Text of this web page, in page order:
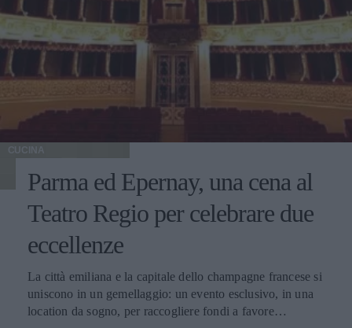
CUCINA
Parma ed Epernay, una cena al
Teatro Regio per celebrare due
eccellenze
La città emiliana e la capitale dello champagne francese si
uniscono in un gemellaggio: un evento esclusivo, in una
location da sogno, per raccogliere fondi a favore